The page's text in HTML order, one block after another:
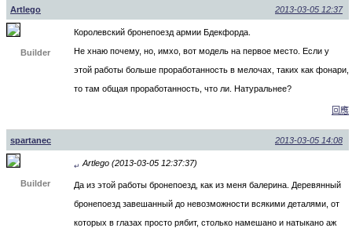
Artlego 2013-03-05 12:37
Builder
Королевский бронепоезд армии Бдекфорда.
Не хнаю почему, но, имхо, вот модель на первое место. Если у
этой работы больше проработанность в мелочах, таких как фонари,
то там общая проработанность, что ли. Натуральнее?
回應
spartanec 2013-03-05 14:08
Builder
↵ Artlego (2013-03-05 12:37:37)
Да из этой работы бронепоезд, как из меня балерина. Деревянный
бронепоезд завешанный до невозможности всякими деталями, от
которых в глазах просто рябит, столько намешано и натыкано аж